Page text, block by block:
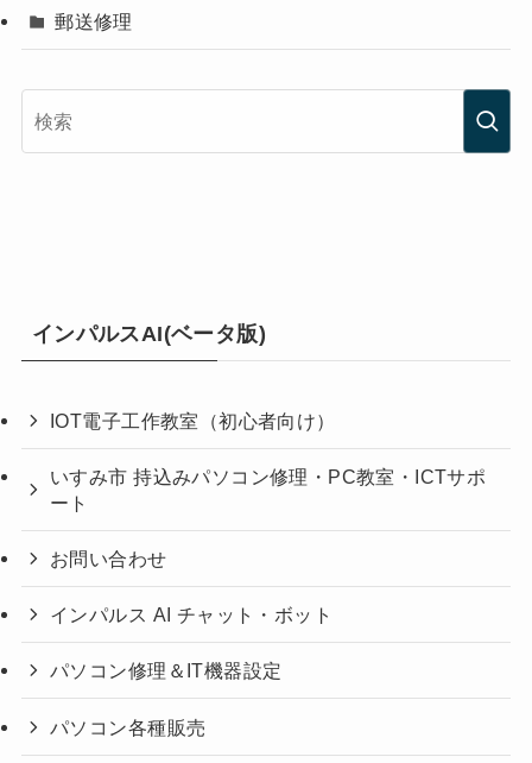
郵送修理
インパルスAI(ベータ版)
IOT電子工作教室（初心者向け）
いすみ市 持込みパソコン修理・PC教室・ICTサポ
ート
お問い合わせ
インパルス AI チャット・ボット
パソコン修理＆IT機器設定
パソコン各種販売